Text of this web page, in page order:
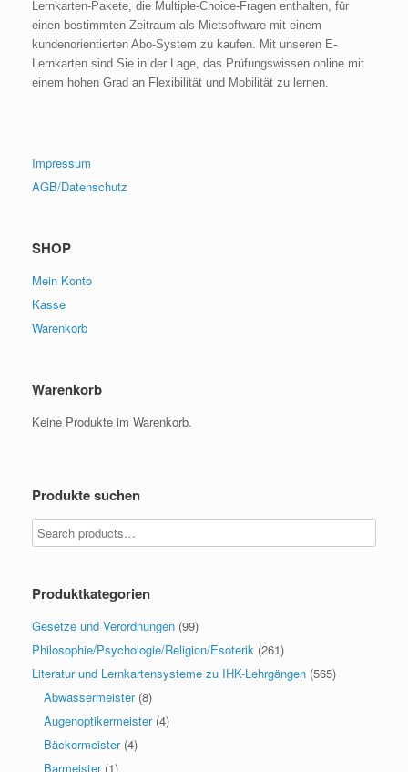
Lernkarten-Pakete, die Multiple-Choice-Fragen enthalten, für
einen bestimmten Zeitraum als Mietsoftware mit einem
kundenorientierten Abo-System zu kaufen. Mit unseren E-
Lernkarten sind Sie in der Lage, das Prüfungswissen online mit
einem hohen Grad an Flexibilität und Mobilität zu lernen.
Impressum
AGB/Datenschutz
SHOP
Mein Konto
Kasse
Warenkorb
Warenkorb
Keine Produkte im Warenkorb.
Produkte suchen
Produktkategorien
Gesetze und Verordnungen (99)
Philosophie/Psychologie/Religion/Esoterik (261)
Literatur und Lernkartensysteme zu IHK-Lehrgängen (565)
Abwassermeister (8)
Augenoptikermeister (4)
Bäckermeister (4)
Barmeister (1)